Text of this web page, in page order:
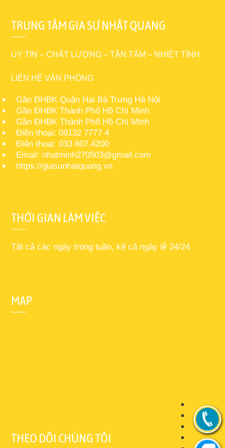
TRUNG TÂM GIA SƯ NHẬT QUANG
UY TÍN – CHẤT LƯỢNG – TẬN TÂM – NHIỆT TÌNH
LIÊN HỆ VĂN PHÒNG
Gần ĐHBK Quận Hai Bà Trưng Hà Nội
Gần ĐHBK Thành Phố Hồ Chí Minh
Gần ĐHBK Thành Phố Hồ Chí Minh
Điện thoại: 09132 7777 4
Điện thoại: 033 607.4200
Email: nhatminh270503@gmail.com
https://giasunhatquang.vn
THỜI GIAN LÀM VIỆC
Tát cả các ngày trong tuần, kể cả ngày lễ 24/24
MAP
THEO DÕI CHÚNG TÔI